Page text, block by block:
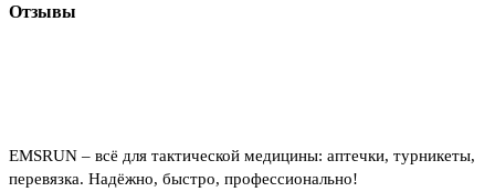
Отзывы
EMSRUN – всё для тактической медицины: аптечки, турникеты,
перевязка. Надёжно, быстро, профессионально!